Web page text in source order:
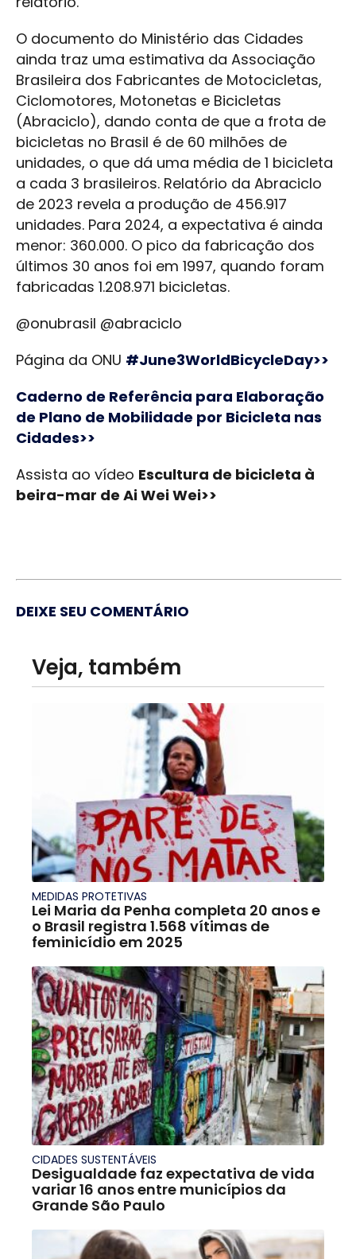
O documento do Ministério das Cidades
ainda traz uma estimativa da Associação
Brasileira dos Fabricantes de Motocicletas,
Ciclomotores, Motonetas e Bicicletas
(Abraciclo), dando conta de que a frota de
bicicletas no Brasil é de 60 milhões de
unidades, o que dá uma média de 1 bicicleta
a cada 3 brasileiros. Relatório da Abraciclo
de 2023 revela a produção de 456.917
unidades. Para 2024, a expectativa é ainda
menor: 360.000. O pico da fabricação dos
últimos 30 anos foi em 1997, quando foram
fabricadas 1.208.971 bicicletas.
@onubrasil @abraciclo
Página da ONU #June3WorldBicycleDay>>
Caderno de Referência para Elaboração
de Plano de Mobilidade por Bicicleta nas
Cidades>>
Assista ao vídeo Escultura de bicicleta à
beira-mar de Ai Wei Wei>>
DEIXE SEU COMENTÁRIO
Veja, também
MEDIDAS PROTETIVAS
Lei Maria da Penha completa 20 anos e
o Brasil registra 1.568 vítimas de
feminicídio em 2025
CIDADES SUSTENTÁVEIS
Desigualdade faz expectativa de vida
variar 16 anos entre municípios da
Grande São Paulo